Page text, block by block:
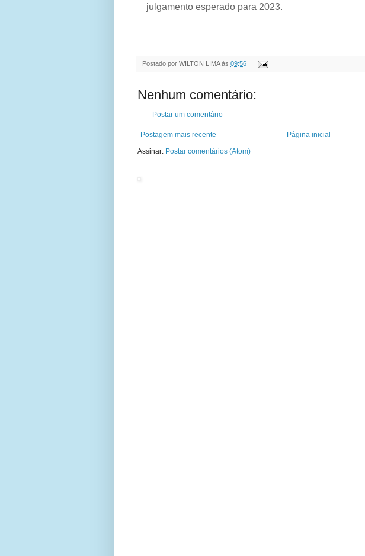
julgamento esperado para 2023.
Postado por WILTON LIMA às 09:56
Nenhum comentário:
Postar um comentário
Postagem mais recente
Página inicial
Assinar: Postar comentários (Atom)